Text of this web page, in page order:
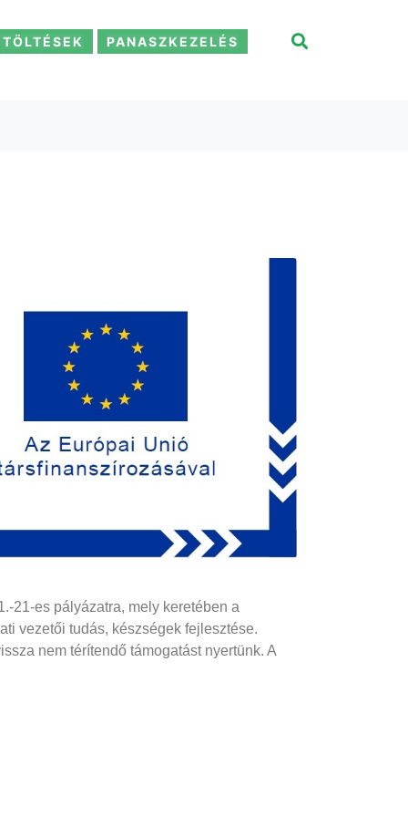
PANASZKEZELÉS
21-es pályázatra, mely keretében a
vezetői tudás, készségek fejlesztése.
nem térítendő támogatást nyertünk. A